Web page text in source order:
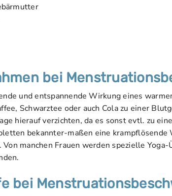
bei
und entspannende Wirkung eines
Schwarztee oder auch Cola zu einer
hierauf verzichten, da es sonst evtl. zu
bekannter-maßen eine
manchen Frauen werden spezielle
bei